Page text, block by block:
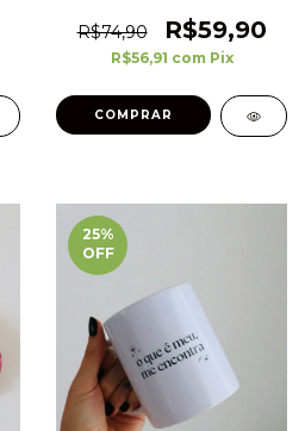
R$74,90 R$59,90
R$56,91 com Pix
25%
OFF